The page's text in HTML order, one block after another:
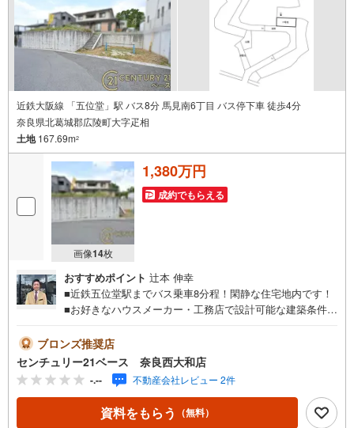
近鉄大阪線 「五位堂」駅 バス8分 馬見南6丁目 バス停下車 徒歩4分
奈良県北葛城郡広陵町大字疋相
土地167.69m2
画像14枚
1,380万円
成約でもらえる
おすすめポイント 辻本 伸幸
■近鉄五位堂駅までバス乗車8分程！閑静な住宅地内です！
■お好きなハウスメーカー・工務店で設計可能な建築条件な
お仕事終わりのお時間でもご見学可！・今から見たい！と
いうお声にもご対応できます！◇住宅ローンもお任せくだ
さい！◇・提携銀行多数あり（地方銀行・都市銀行・信用
金庫etc）・優遇後適用金利 0.875％～（審査内容により異
なります）--- ◇◇ Yahoo！不動産キャンペーン対象店舗 ◇
◇ ----当店で物件を成約いただくとPayPayボーナスライト
ブロンズ推奨店
センチュリー21ベース 奈良西大和店
-.-- 不動産会社レビュー 2件
資料をもらう （無料）